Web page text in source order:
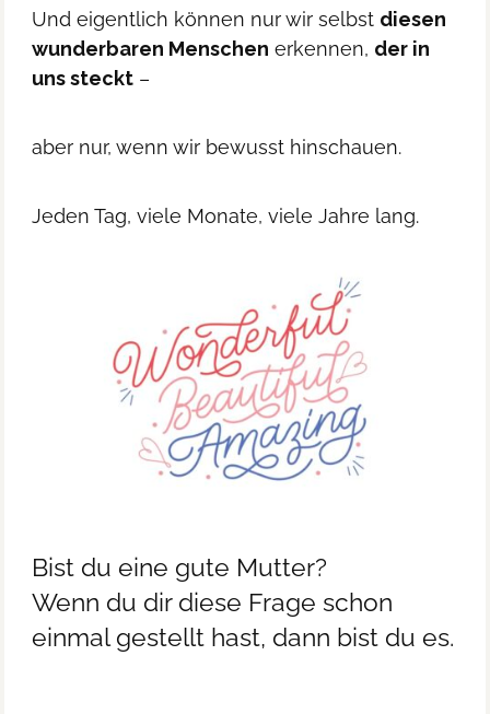
Und eigentlich können nur wir selbst diesen
wunderbaren Menschen erkennen, der in
uns steckt –
aber nur, wenn wir bewusst hinschauen.
Jeden Tag, viele Monate, viele Jahre lang.
Bist du eine gute Mutter?
Wenn du dir diese Frage schon
einmal gestellt hast, dann bist du es.